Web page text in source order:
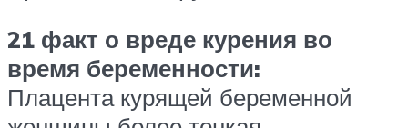
21 факт о вреде курения во
время беременности:
Плацента курящей беременной